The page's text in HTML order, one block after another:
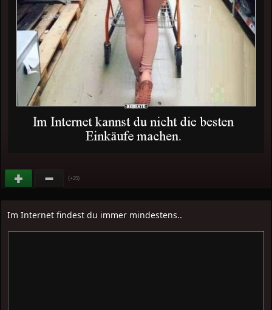
(+25)
Im Internet findest du immer mindestens..